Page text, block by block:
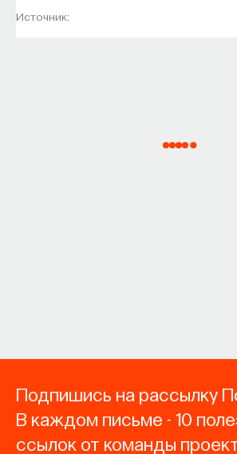
Источник:
Подпишись на рассылку
В каждом письме - 10
ссылок от команды